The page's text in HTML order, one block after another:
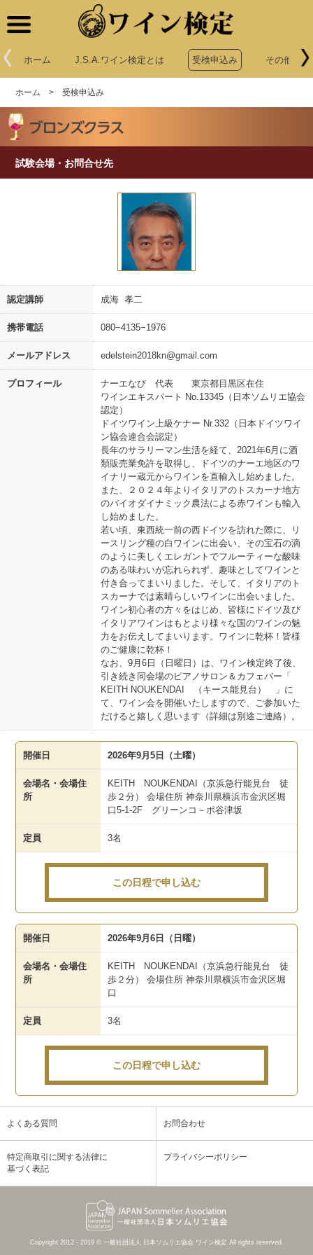
ホーム J.S.A.ワイン検定とは 受検申込み その他申込
ホーム >受検申込み
試験会場・お問合せ先
認定講師 成海 孝二
携帯電話 080−4135−1976
メールアドレス edelstein2018kn@gmail.com
プロフィール
ナーエなび 代表 東京都目黒区在住
ワインエキスパート No.13345（日本ソムリエ協会
認定）
ドイツワイン上級ケナー Nr.332（日本ドイツワイ
ン協会連合会認定）
長年のサラリーマン生活を経て、2021年6月に酒
類販売業免許を取得し、ドイツのナーエ地区のワ
イナリー蔵元からワインを直輸入し始めました。
また、２０２４年よりイタリアのトスカーナ地方
のバイオダイナミック農法による赤ワインも輸入
し始めました。
若い頃、東西統一前の西ドイツを訪れた際に、リ
ースリング種の白ワインに出会い、その宝石の滴
のように美しくエレガントでフルーティーな酸味
のある味わいが忘れられず、趣味としてワインと
付き合ってまいりました。そして、イタリアのト
スカーナでは素晴らしいワインに出会いました。
ワイン初心者の方々をはじめ、皆様にドイツ及び
イタリアワインはもとより様々な国のワインの魅
力をお伝えしてまいります。ワインに乾杯！皆様
のご健康に乾杯！
なお、9月6日（日曜日）は、ワイン検定終了後、
引き続き同会場のピアノサロン＆カフェバー「
KEITH NOUKENDAI （キース能見台） 」に
て、ワイン会を開催いたしますので、ご参加いた
だけると嬉しく思います（詳細は別途ご連絡）。
開催日 2026年9月5日（土曜）
会場名・会場住
所
KEITH NOUKENDAI（京浜急行能見台 徒
歩２分） 会場住所 神奈川県横浜市金沢区堀
口5-1-2F グリーンコ－ポ谷津坂
定員 3名
この日程で申し込む
開催日 2026年9月6日（日曜）
会場名・会場住
所
KEITH NOUKENDAI（京浜急行能見台 徒
歩２分） 会場住所 神奈川県横浜市金沢区堀
口
定員 3名
この日程で申し込む
よくある質問 お問合わせ
特定商取引に関する法律に
基づく表記
プライバシーポリシー
Copyright 2012 - 2019 © 一般社団法人 日本ソムリエ協会 ワイン検定 All rights reserved.